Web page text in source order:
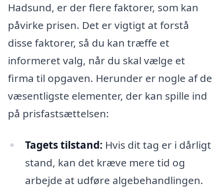
Hadsund, er der flere faktorer, som kan
påvirke prisen. Det er vigtigt at forstå
disse faktorer, så du kan træffe et
informeret valg, når du skal vælge et
firma til opgaven. Herunder er nogle af de
væsentligste elementer, der kan spille ind
på prisfastsættelsen:
Tagets tilstand: Hvis dit tag er i dårligt
stand, kan det kræve mere tid og
arbejde at udføre algebehandlingen.